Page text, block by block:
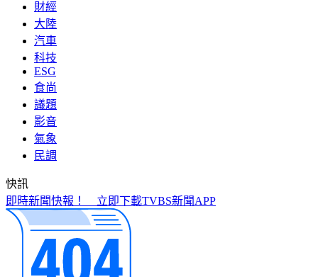
財經
大陸
汽車
科技
ESG
食尚
議題
影音
氣象
民調
快訊
快訊／公公殺了婆婆！桃園平鎮區爆命案 嫌犯遭逮回偵訊